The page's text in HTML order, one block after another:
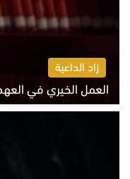
زاد الداعية
العمل الخيري في
الاثنين 10 أغسطس 2026 10:55 ص